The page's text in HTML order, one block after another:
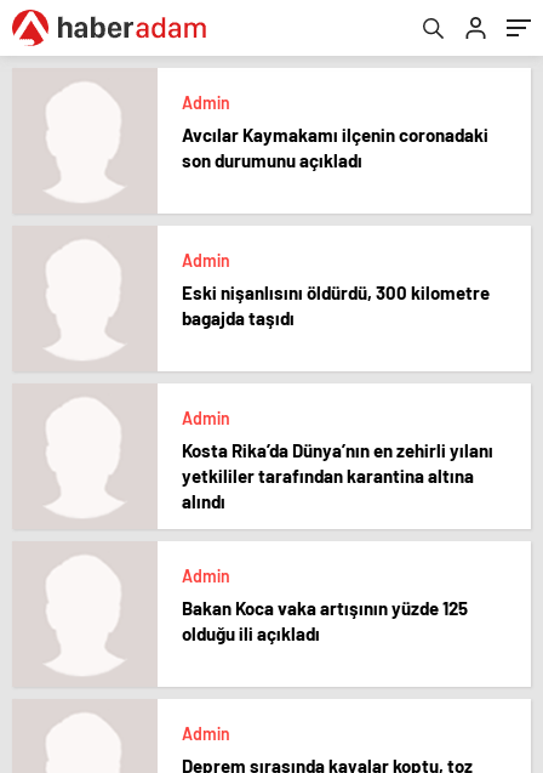
Admin
Avcılar Kaymakamı ilçenin coronadaki
son durumunu açıkladı
Admin
Eski nişanlısını öldürdü, 300 kilometre
bagajda taşıdı
Admin
Kosta Rika’da Dünya’nın en zehirli yılanı
yetkililer tarafından karantina altına
alındı
Admin
Bakan Koca vaka artışının yüzde 125
olduğu ili açıkladı
Admin
Deprem sırasında kayalar koptu, toz